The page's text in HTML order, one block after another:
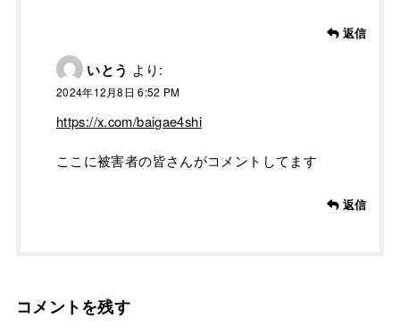
返信
いとう より:
2024年12月8日 6:52 PM
https://x.com/baigae4shi
ここに被害者の皆さんがコメントしてます
返信
コメントを残す